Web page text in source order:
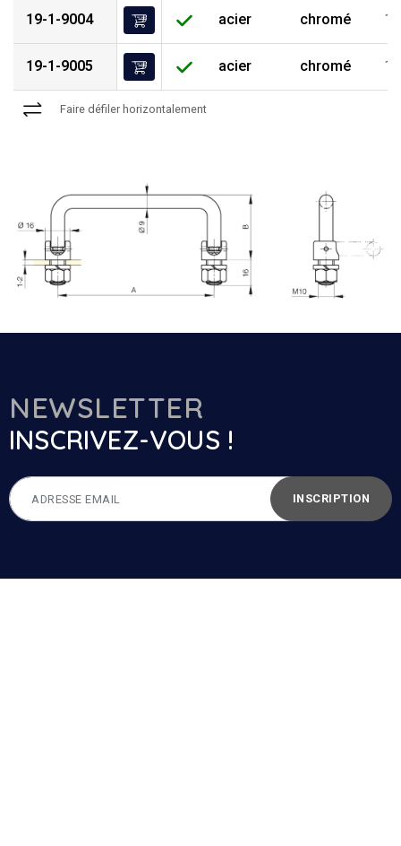
19-1-9004 acier chromé
19-1-9005 acier chromé
Faire défiler horizontalement
NEWSLETTER
INSCRIVEZ-VOUS !
INSCRIPTION